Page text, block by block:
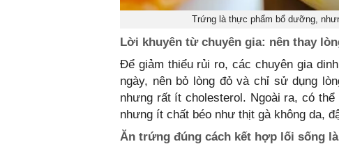
Trứng là thực phẩm bổ dưỡng,
Lời khuyên từ chuyên gia: nên thay
Để giảm thiểu rủi ro, các chuyên gia
ngày, nên bỏ lòng đỏ và chỉ sử dụng
nhưng rất ít cholesterol. Ngoài ra, có
nhưng ít chất béo như thịt gà không da,
Ăn trứng đúng cách kết hợp lối sống